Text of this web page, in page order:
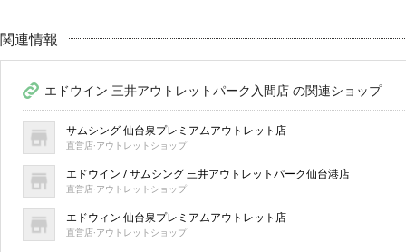
関連情報
エドウイン 三井アウトレットパーク入間店 の関連ショップ
サムシング 仙台泉プレミアムアウトレット店
直営店·アウトレットショップ
エドウイン / サムシング 三井アウトレットパーク仙台港店
直営店·アウトレットショップ
エドウィン 仙台泉プレミアムアウトレット店
直営店·アウトレットショップ